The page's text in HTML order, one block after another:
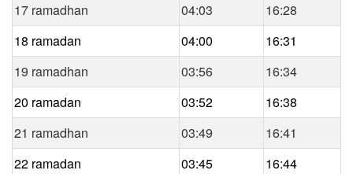
17 ramadhan
04:03
16:28
18 ramadan
04:00
16:31
19 ramadhan
03:56
16:34
20 ramadan
03:52
16:38
21 ramadhan
03:49
16:41
22 ramadan
03:45
16:44